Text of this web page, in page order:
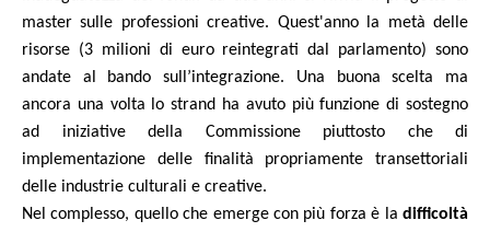
master sulle professioni creative. Quest'anno la metà delle
risorse (3 milioni di euro reintegrati dal parlamento) sono
andate al bando sull’integrazione. Una buona scelta ma
ancora una volta lo strand ha avuto più funzione di sostegno
ad iniziative della Commissione piuttosto che di
implementazione delle finalità propriamente transettoriali
delle industrie culturali e creative.
Nel complesso, quello che emerge con più forza è la difficoltà